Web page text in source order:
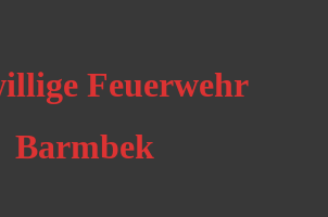
Feuerwehr
Barmbek